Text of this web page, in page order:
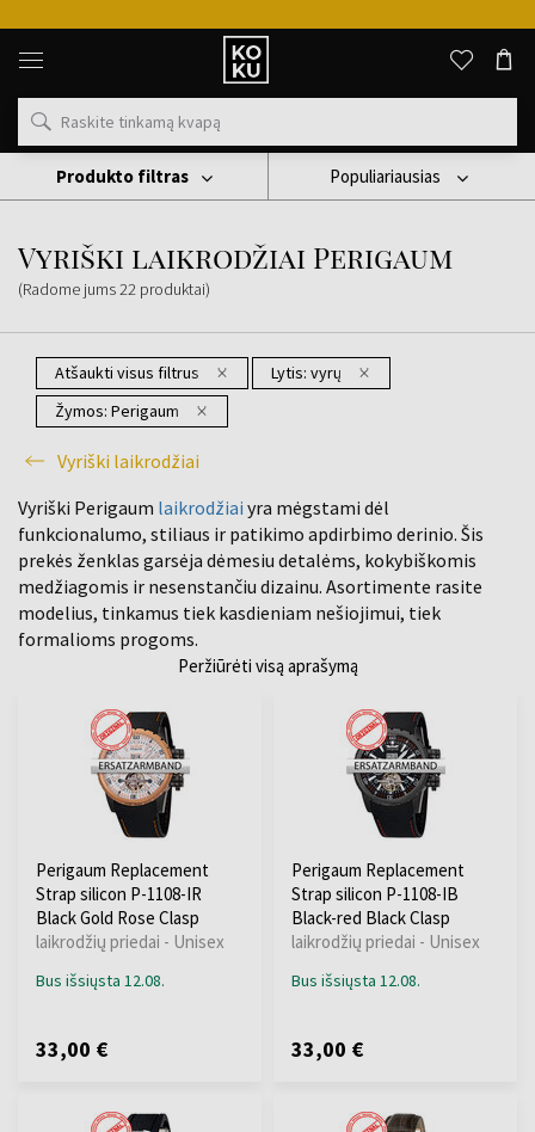
Originalūs
kvepalai
laikrodžiai
vienoje
Laikrodis Vyriški Laikrodžiai Vyriški Laikrodžiai Perigaum
Vyriški laikrodžiai Perigaum
(Radome jums22 produktai)
Populiariausias
Atšaukti visus filtrus Lytis: vyrų
Žymos: Perigaum
Vyriški laikrodžiai
Produkto filtras
Vyriški Perigaum laikrodžiai yra mėgstami dėl
funkcionalumo, stiliaus ir patikimo apdirbimo derinio. Šis
prekės ženklas garsėja dėmesiu detalėms, kokybiškomis
medžiagomis ir nesenstančiu dizainu. Asortimente rasite
modelius, tinkamus tiek kasdieniam nešiojimui, tiek
formalioms progoms.
Peržiūrėti visą aprašymą
Perigaum Replacement
Strap silicon P-1108-IR
Black Gold Rose Clasp
laikrodžių priedai - Unisex
Bus išsiųsta 12.08.
33,00 €
Perigaum Replacement
Strap silicon P-1108-IB
Black-red Black Clasp
laikrodžių priedai - Unisex
Bus išsiųsta 12.08.
33,00 €